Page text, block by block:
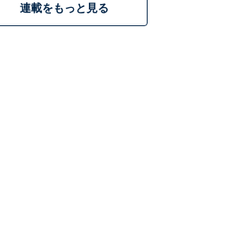
連載をもっと見る